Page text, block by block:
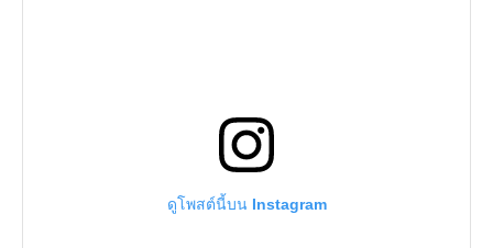
ดูโพสต์นี้บน Instagram